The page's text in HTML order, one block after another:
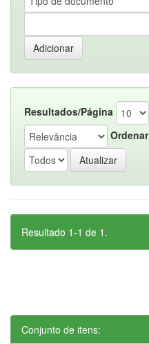
Resultados/Página
Ordenar
Resultado 1-1 de 1.
Conjunto de itens: